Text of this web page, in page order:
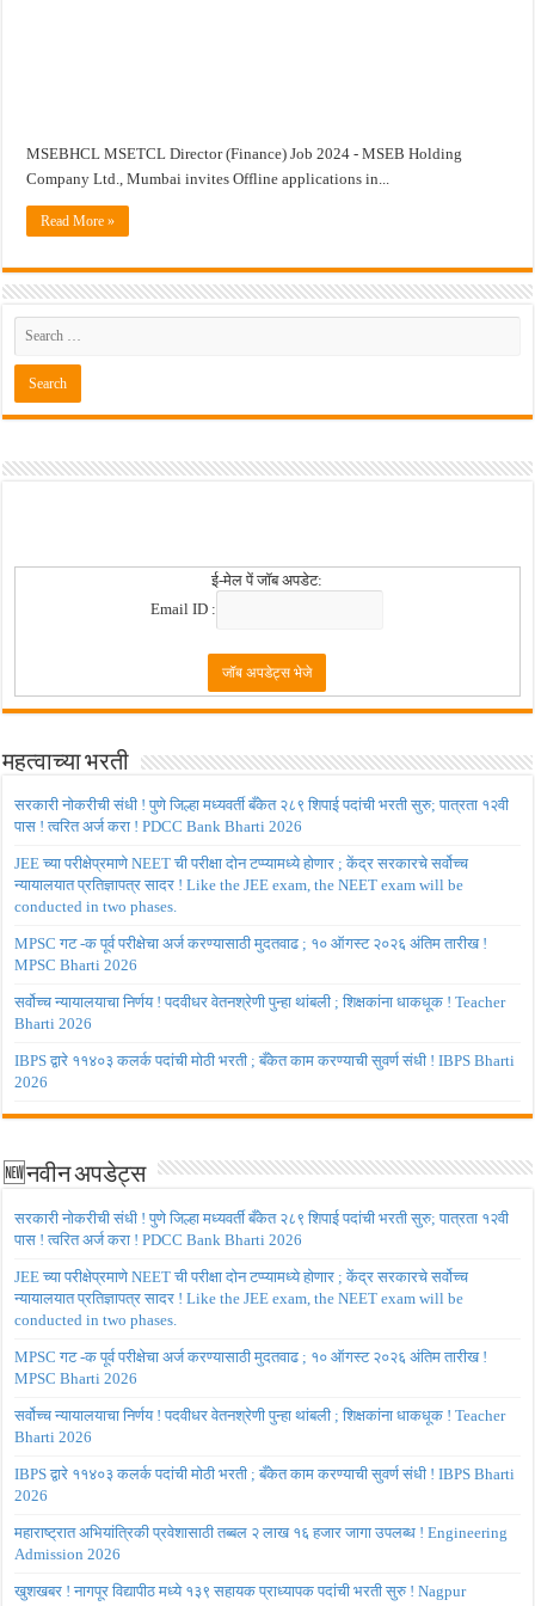
MSEBHCL MSETCL Director (Finance) Job 2024 - MSEB Holding
Company Ltd., Mumbai invites Offline applications in...
Read More »
ई-मेल पें जॉब अपडेट:
Email ID :
महत्वाच्या भरती
सरकारी नोकरीची संधी ! पुणे जिल्हा मध्यवर्ती बँकेत २८९ शिपाई पदांची भरती सुरु; पात्रता १२वी
पास ! त्वरित अर्ज करा ! PDCC Bank Bharti 2026
JEE च्या परीक्षेप्रमाणे NEET ची परीक्षा दोन टप्प्यामध्ये होणार ; केंद्र सरकारचे सर्वोच्च
न्यायालयात प्रतिज्ञापत्र सादर ! Like the JEE exam, the NEET exam will be
conducted in two phases.
MPSC गट -क पूर्व परीक्षेचा अर्ज करण्यासाठी मुदतवाढ ; १० ऑगस्ट २०२६ अंतिम तारीख !
MPSC Bharti 2026
सर्वोच्च न्यायालयाचा निर्णय ! पदवीधर वेतनश्रेणी पुन्हा थांबली ; शिक्षकांना धाकधूक ! Teacher
Bharti 2026
IBPS द्वारे ११४०३ कलर्क पदांची मोठी भरती ; बँकेत काम करण्याची सुवर्ण संधी ! IBPS Bharti
2026
🆕नवीन अपडेट्स
सरकारी नोकरीची संधी ! पुणे जिल्हा मध्यवर्ती बँकेत २८९ शिपाई पदांची भरती सुरु; पात्रता १२वी
पास ! त्वरित अर्ज करा ! PDCC Bank Bharti 2026
JEE च्या परीक्षेप्रमाणे NEET ची परीक्षा दोन टप्प्यामध्ये होणार ; केंद्र सरकारचे सर्वोच्च
न्यायालयात प्रतिज्ञापत्र सादर ! Like the JEE exam, the NEET exam will be
conducted in two phases.
MPSC गट -क पूर्व परीक्षेचा अर्ज करण्यासाठी मुदतवाढ ; १० ऑगस्ट २०२६ अंतिम तारीख !
MPSC Bharti 2026
सर्वोच्च न्यायालयाचा निर्णय ! पदवीधर वेतनश्रेणी पुन्हा थांबली ; शिक्षकांना धाकधूक ! Teacher
Bharti 2026
IBPS द्वारे ११४०३ कलर्क पदांची मोठी भरती ; बँकेत काम करण्याची सुवर्ण संधी ! IBPS Bharti
2026
महाराष्ट्रात अभियांत्रिकी प्रवेशासाठी तब्बल २ लाख १६ हजार जागा उपलब्ध ! Engineering
Admission 2026
खुशखबर ! नागपूर विद्यापीठ मध्ये १३९ सहायक प्राध्यापक पदांची भरती सुरु ! Nagpur